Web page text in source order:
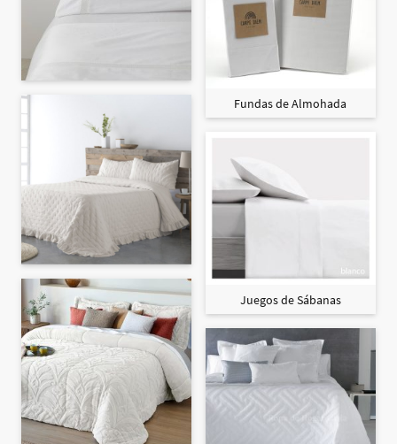
Fundas de Almohada
Juegos de Sábanas